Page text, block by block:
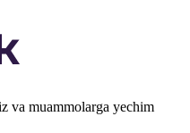
va muammolarga yechim